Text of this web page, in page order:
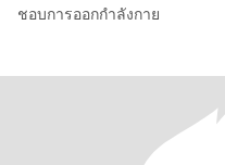
ชอบการออกกำลังกาย